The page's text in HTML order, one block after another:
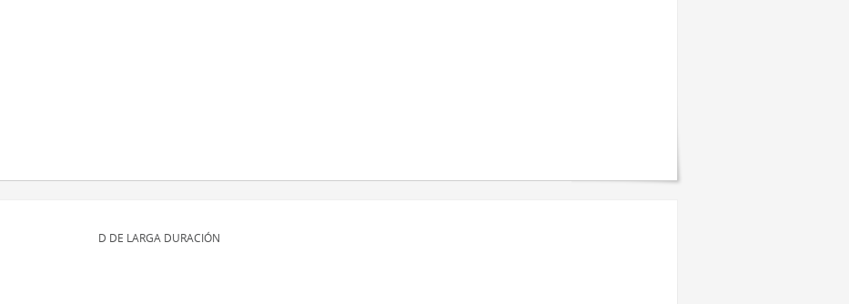
D DE LARGA DURACIÓN